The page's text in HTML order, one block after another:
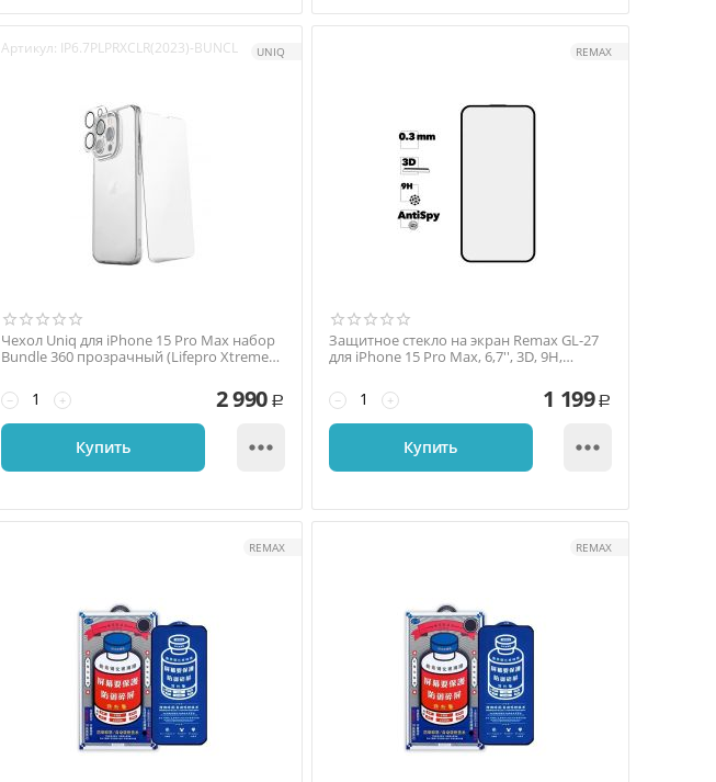
Артикул: IP6.7PLPRXCLR(2023)-BUNCL UNIQ
Чехол Uniq для iPhone 15 Pro Max набор
Bundle 360 прозрачный (Lifepro Xtreme
+
− 2 990 Р
Купить 
REMAX
Защитное стекло на экран Remax GL-27
для iPhone 15 Pro Max, 6,7'', 3D, 9H,
+
− 1 199 Р
Купить 
REMAX REMAX